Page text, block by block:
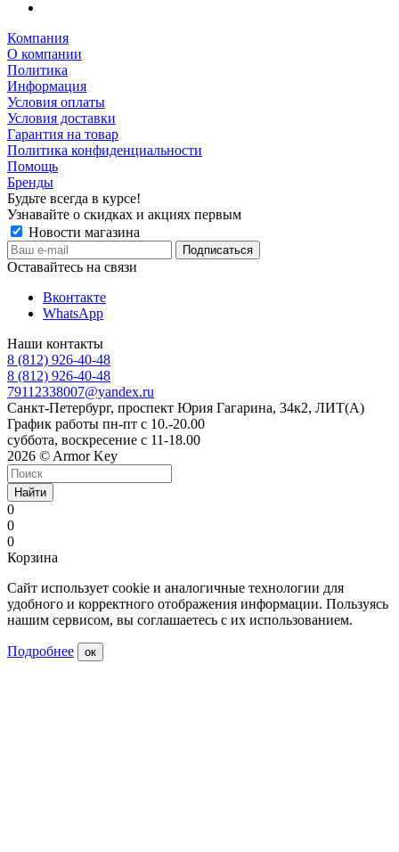
Компания
О компании
Политика
Информация
Условия оплаты
Условия доставки
Гарантия на товар
Политика конфиденциальности
Помощь
Бренды
Будьте всегда в курсе!
Узнавайте о скидках и акциях первым
Новости магазина
Оставайтесь на связи
Вконтакте
WhatsApp
Наши контакты
8 (812) 926-40-48
8 (812) 926-40-48
79112338007@yandex.ru
Санкт-Петербург, проспект Юрия Гагарина, 34к2, ЛИТ(А)
График работы пн-пт с 10.-20.00
суббота, воскресение с 11-18.00
2026 © Armor Key
Найти
0
0
0
Корзина
Сайт использует cookie и аналогичные технологии для
удобного и корректного отображения информации. Пользуясь
нашим сервисом, вы соглашаетесь с их использованием.
Подробнее ок